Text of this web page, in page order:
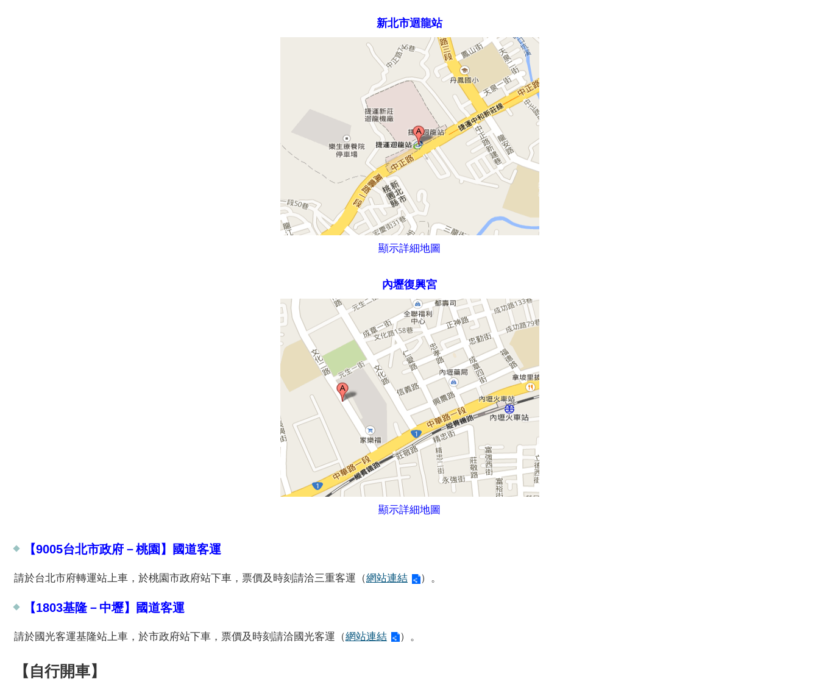
新北市迴龍站
顯示詳細地圖
內壢復興宮
顯示詳細地圖
【9005台北市政府－桃園】國道客運
請於台北市府轉運站上車，於桃園市政府站下車，票價及時刻請洽三重客運（網站連結 ）。
【1803基隆－中壢】國道客運
請於國光客運基隆站上車，於市政府站下車，票價及時刻請洽國光客運（網站連結 ）。
【自行開車】